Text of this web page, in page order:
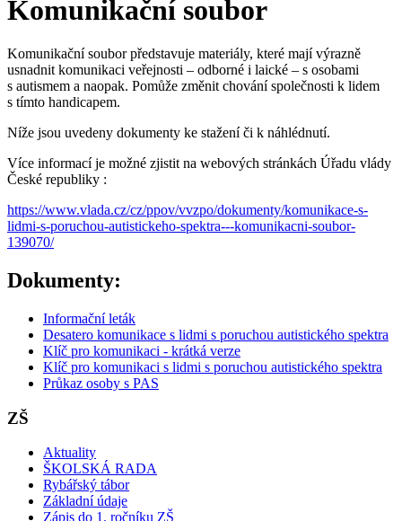
Komunikační soubor
Komunikační soubor představuje materiály, které mají výrazně
usnadnit komunikaci veřejnosti – odborné i laické – s osobami
s autismem a naopak. Pomůže změnit chování společnosti k lidem
s tímto handicapem.
Níže jsou uvedeny dokumenty ke stažení či k náhlédnutí.
Více informací je možné zjistit na webových stránkách Úřadu vlády
České republiky :
https://www.vlada.cz/cz/ppov/vvzpo/dokumenty/komunikace-s-
lidmi-s-poruchou-autistickeho-spektra---komunikacni-soubor-
139070/
Dokumenty:
Informační leták
Desatero komunikace s lidmi s poruchou autistického spektra
Klíč pro komunikaci - krátká verze
Klíč pro komunikaci s lidmi s poruchou autistického spektra
Průkaz osoby s PAS
ZŠ
Aktuality
ŠKOLSKÁ RADA
Rybářský tábor
Základní údaje
Zápis do 1. ročníku ZŠ